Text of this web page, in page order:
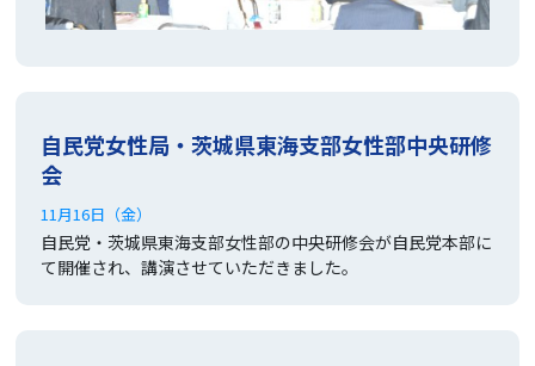
自民党女性局・茨城県東海支部女性部中央研修
会
11月16日（金）
自民党・茨城県東海支部女性部の中央研修会が自民党本部に
て開催され、講演させていただきました。